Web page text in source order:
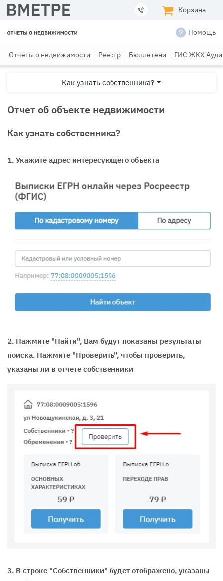
Корзина
Помощь
Отчеты о недвижимости Реестр Бюллетени ГИС ЖКХ
Как узнать собственника?
Отчет об объекте недвижимости
Как узнать собственника?
1. Укажите адрес интересующего объекта
2. Нажмите "Найти", Вам будут показаны результаты
поиска. Нажмите "Проверить", чтобы проверить,
указаны ли в отчете собственники
3. В строке "Собственники" будет отображено, указаны